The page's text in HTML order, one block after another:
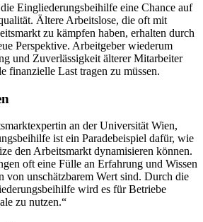
Eingliederungsbeihilfe eine Chance auf
Ältere Arbeitslose, die oft mit
zu kämpfen haben, erhalten durch
Perspektive. Arbeitgeber wiederum
und Zuverlässigkeit älterer Mitarbeiter
finanzielle Last tragen zu müssen.
an der Universität Wien,
ist ein Paradebeispiel dafür, wie
den Arbeitsmarkt dynamisieren können.
oft eine Fülle an Erfahrung und Wissen
von unschätzbarem Wert sind. Durch die
wird es für Betriebe
zu nutzen.“